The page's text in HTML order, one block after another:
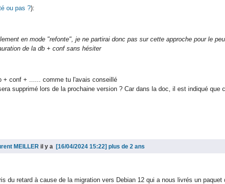
ou pas ?):
en mode "refonte", je ne partirai donc pas sur cette approche pour le
de la db + conf sans hésiter
+ conf + ...... comme tu l'avais conseillé
supprimé lors de la prochaine version ? Car dans la doc, il est indiqué
MEILLER il y a plus de 2 ans
du retard à cause de la migration vers Debian 12 qui a nous livrés un paquet